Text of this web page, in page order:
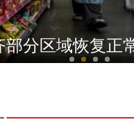
生态治理科学引
部分区域恢复正